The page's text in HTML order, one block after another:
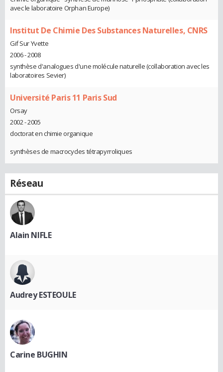
avec le laboratoire Orphan Europe)
Institut De Chimie Des Substances Naturelles, CNRS
Gif Sur Yvette
2006 - 2008
synthèse d'analogues d'une molécule naturelle (collaboration avec les
laboratoires Sevier)
Université Paris 11 Paris Sud
Orsay
2002 - 2005
doctorat en chimie organique
synthèses de macrocycles tétrapyrroliques
Réseau
Alain NIFLE
Audrey ESTEOULE
Carine BUGHIN